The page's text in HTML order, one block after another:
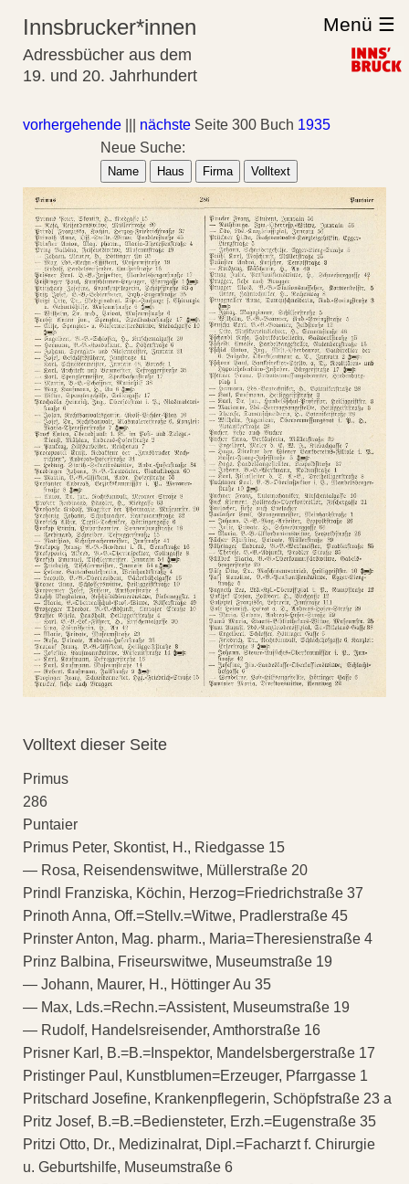
Innsbrucker*innen
Adressbücher aus dem
19. und 20. Jahrhundert
Menü ☰
vorhergehende nächste Seite 300 Buch 1935
Neue Suche:
Name Haus Firma Volltext
Volltext dieser Seite
Primus
286
Puntaier
Primus Peter, Skontist, H., Riedgasse 15
— Rosa, Reisendenswitwe, Müllerstraße 20
Prindl Franziska, Köchin, Herzog=Friedrichstraße 37
Prinoth Anna, Off.=Stellv.=Witwe, Pradlerstraße 45
Prinster Anton, Mag. pharm., Maria=Theresienstraße 4
Prinz Balbina, Friseurswitwe, Museumstraße 19
— Johann, Maurer, H., Höttinger Au 35
— Max, Lds.=Rechn.=Assistent, Museumstraße 19
— Rudolf, Handelsreisender, Amthorstraße 16
Prisner Karl, B.=B.=Inspektor, Mandelsbergerstraße 17
Pristinger Paul, Kunstblumen=Erzeuger, Pfarrgasse 1
Pritschard Josefine, Krankenpflegerin, Schöpfstraße 23 a
Pritz Josef, B.=B.=Bediensteter, Erzh.=Eugenstraße 35
Pritzi Otto, Dr., Medizinalrat, Dipl.=Facharzt f. Chirurgie
u. Geburtshilfe, Museumstraße 6